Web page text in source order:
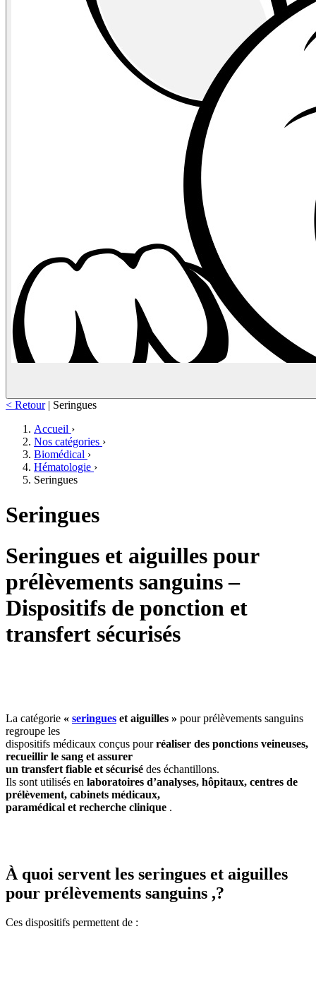
< Retour | Seringues
Accueil ›
Nos catégories ›
Biomédical ›
Hématologie ›
Seringues
Seringues
Seringues et aiguilles pour
prélèvements sanguins –
Dispositifs de ponction et
transfert sécurisés
La catégorie « seringues et aiguilles » pour prélèvements sanguins
regroupe les
dispositifs médicaux conçus pourréaliser des ponctions veineuses,
recueillir le sang et assurer
un transfert fiable et sécurisé des échantillons.
Ils sont utilisés en laboratoires d’analyses, hôpitaux, centres de
prélèvement, cabinets médicaux,
paramédical et recherche clinique .
À quoi servent les seringues et aiguilles
pour prélèvements sanguins ,?
Ces dispositifs permettent de :